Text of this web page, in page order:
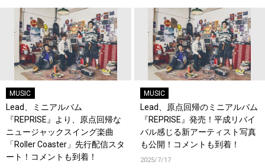
MUSIC
Lead、ミニアルバム
『REPRISE』より、原点回帰な
ニュージャックスイング楽曲
「Roller Coaster」先行配信スタ
ート！コメントも到着！
MUSIC
Lead、原点回帰のミニアルバム
『REPRISE』発売！平成リバイ
バル感じる新アーティスト写真
も公開！コメントも到着！
2025/7/17